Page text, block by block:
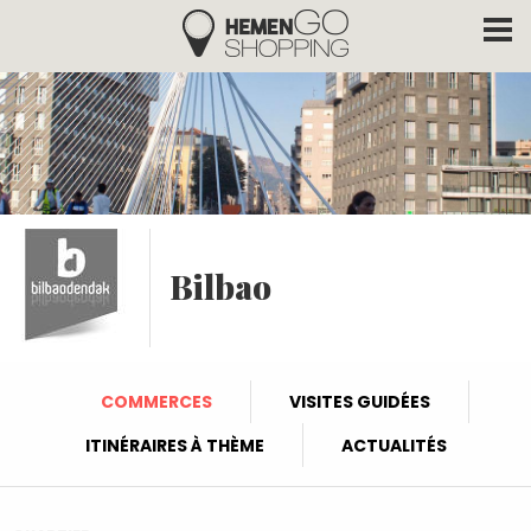
Aller au contenu principal
Hemengo Shopping
Bilbao
COMMERCES
VISITES GUIDÉES
ITINÉRAIRES À THÈME
ACTUALITÉS